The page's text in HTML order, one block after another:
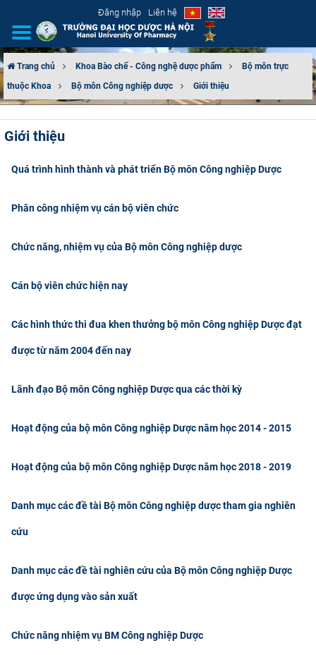
Đăng nhập Liên hệ
GIỚI THIỆU
CƠ CẤU TỔ CHỨC
TUYỂN SINH
Trang chủ Khoa Bào chế - Công nghệ dược phẩm
Bộ môn trực
thuộc Khoa
Bộ môn Công nghiệp dược Giới thiệu
Giới thiệu
Quá trình hình thành và phát triển Bộ môn Công nghiệp Dược
Phân công nhiệm vụ cán bộ viên chức
Chức năng, nhiệm vụ của Bộ môn Công nghiệp dược
Cán bộ viên chức hiện nay
Các hình thức thi đua khen thưởng bộ môn Công nghiệp Dược đạt
được từ năm 2004 đến nay
Lãnh đạo Bộ môn Công nghiệp Dược qua các thời kỳ
Hoạt động của bộ môn Công nghiệp Dược năm học 2014 - 2015
Hoạt động của bộ môn Công nghiệp Dược năm học 2018 - 2019
Danh mục các đề tài Bộ môn Công nghiệp dược tham gia nghiên
cứu
Danh mục các đề tài nghiên cứu của Bộ môn Công nghiệp Dược
được ứng dụng vào sản xuất
Chức năng nhiệm vụ BM Công nghiệp Dược